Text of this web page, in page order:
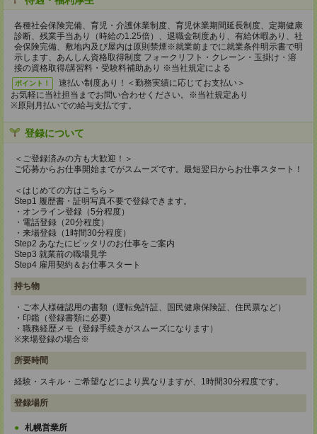
各種社会保険完備、育児・介護休業制度、育児休業期間延長制度、定期健康
診断、残業手当あり（時給の1.25倍）、退職金制度あり、有給休暇あり、社
会保険完備、敷地内及び屋内は原則禁煙※就業前までに就業条件明示書で明
示します、あんしん資格取得制度 フォークリフト・クレーン・玉掛け・溶
接の資格取得/講習料・受験料補助あり ※当社規定による
ポイント！
速払い制度あり！＜勤務実績に応じてお支払い＞
お気軽に当社担当までお問い合わせください。※当社規定あり
※原則月払いでの給与支払です。
登録について
＜ご登録済みの方も大歓迎！＞
ご応募からお仕事開始までがスムーズです。最短翌日からお仕事スタート！
＜はじめての方はこちら＞
Step1 履歴書・証明写真不要で登録できます。
・オンライン登録（5分程度）
・電話登録（20分程度）
・来場登録（1時間30分程度）
Step2 あなたにピッタリのお仕事をご案内
Step3 就業前の職場見学
Step4 雇用契約＆お仕事スタート
持ち物
・ご本人様確認用の書類（運転免許証、国民健康保険証、住民票など）
・印鑑（登録書類に必要)
・職務経歴メモ（登録手続きがスムーズになります）
※来場登録の場合※
所要時間
経験・スキル・ご希望などにより異なりますが、1時間30分程度です。
登録場所
札幌営業所